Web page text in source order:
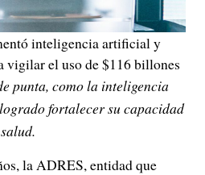
inteligencia artificial y
vigilar el uso de $116 billones
punta, como la inteligencia
fortalecer su capacidad
la ADRES, entidad que